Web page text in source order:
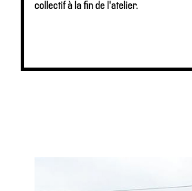
collectif à la fin de l'atelier.